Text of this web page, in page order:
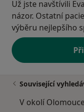
Už jste navštívili
názor. Ostatní
výběru nejlepšího
Související
V okolí Olomouce